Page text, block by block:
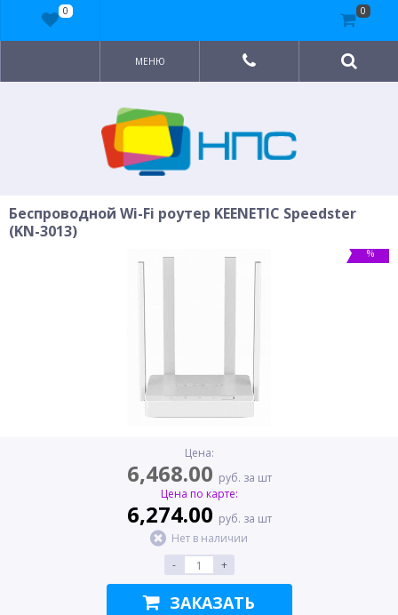
МЕНЮ
Беспроводной Wi-Fi роутер KEENETIC Speedster
(KN-3013)
%
Цена:
6,468.00 руб. за шт
Цена по карте:
6,274.00 руб. за шт
Нет в наличии
-
+
ЗАКАЗАТЬ
0 0